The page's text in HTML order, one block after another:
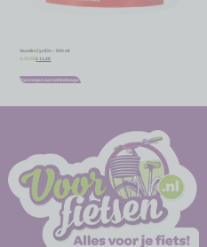
Vaselin CyclOn – 500 ml
€12,75 €11,48
Toevoegen aan winkelwagen